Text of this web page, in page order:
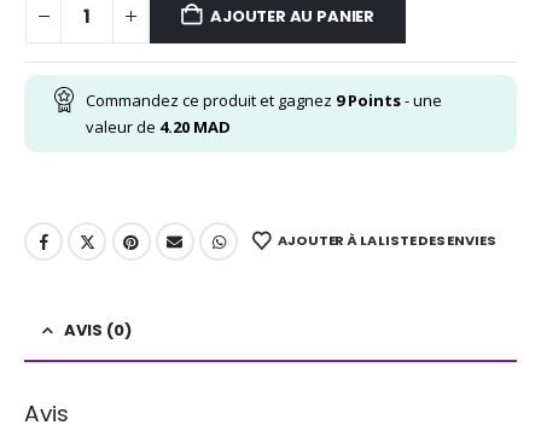
AJOUTER AU PANIER
Commandez ce produit et gagnez 9Points- une
valeur de 4.20 MAD
AJOUTER À LA LISTE DES ENVIES
AVIS (0)
Avis